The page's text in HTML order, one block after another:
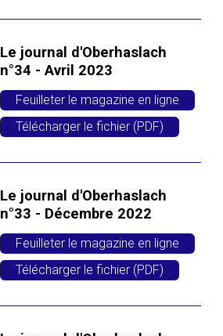
Le journal d'Oberhaslach
n°34 - Avril 2023
Feuilleter le magazine en ligne
Télécharger le fichier (PDF)
Le journal d'Oberhaslach
n°33 - Décembre 2022
Feuilleter le magazine en ligne
Télécharger le fichier (PDF)